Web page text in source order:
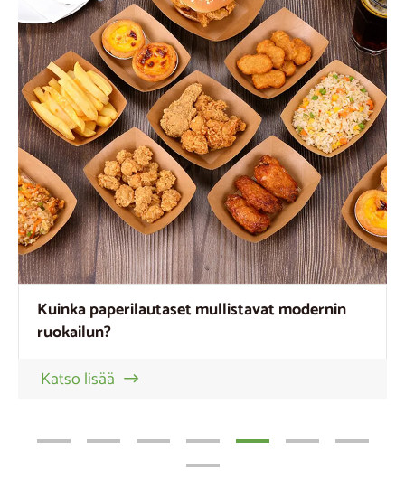
Kuinka paperilautaset mullistavat modernin
ruokailun?
Katso lisää
